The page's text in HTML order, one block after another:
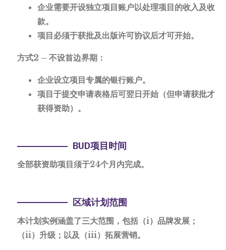
企业需要开设独立项目账户以处理项目的收入及收
款。
项目必须于获批及出版许可协议后才可开始。
方式2 – 不设首边界期：
企业设立项目专属的银行账户。
项目于提交申请表格后可翌日开始（但申请获批才
获得资助）。
BUD项目时间
全部获资助项目须于24个月内完成。
区域计划范围
本计划实例涵盖了三大范围，包括（i）品牌发展；
（ii）升级；以及（iii）拓展营销。